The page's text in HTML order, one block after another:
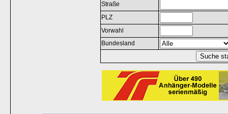
Straße
PLZ
Vorwahl
Bundesland